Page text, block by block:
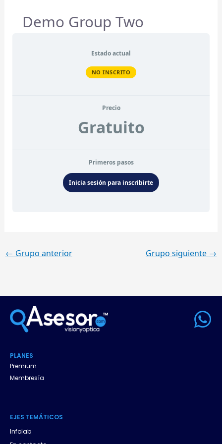
Demo Group Two
Estado actual
NO INSCRITO
Precio
Gratuito
Primeros pasos
Inicia sesión para inscribirte
← Grupo anterior Grupo siguiente →
W
h
PLANES
Premium
Membresía
EJES.TEMÁTICOS
Infolab